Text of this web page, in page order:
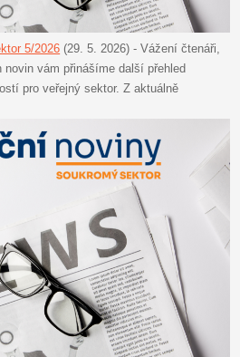
5/2026 (29. 5. 2026) - Vážení čtenáři,
vám přinášíme další přehled
pro veřejný sektor. Z aktuálně